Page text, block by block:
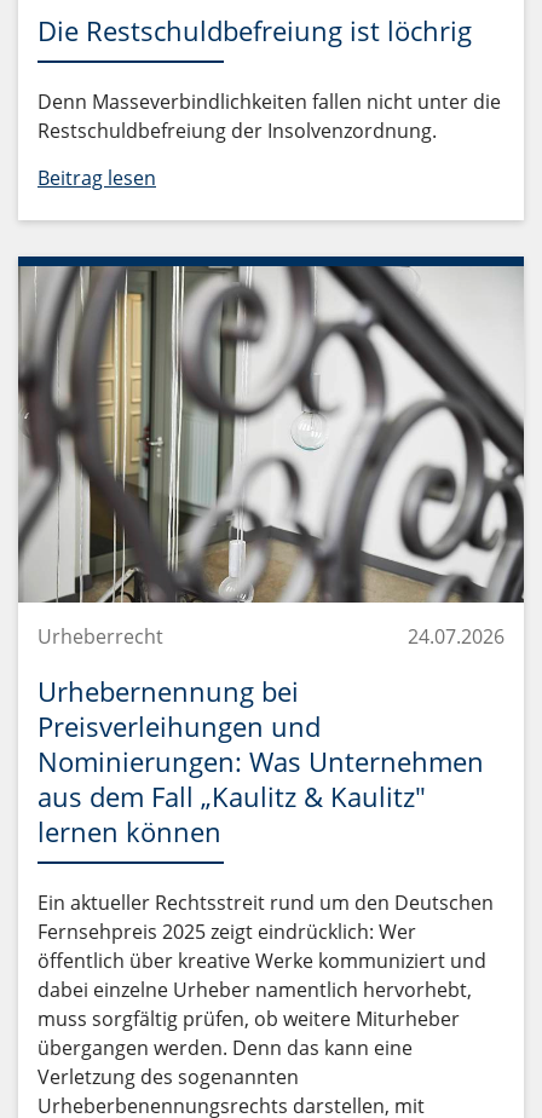
Die Restschuldbefreiung ist löchrig
Denn Masseverbindlichkeiten fallen nicht unter die
Restschuldbefreiung der Insolvenzordnung.
Beitrag lesen
Urheberrecht 24.07.2026
Urhebernennung bei
Preisverleihungen und
Nominierungen: Was Unternehmen
aus dem Fall „Kaulitz & Kaulitz"
lernen können
Ein aktueller Rechtsstreit rund um den Deutschen
Fernsehpreis 2025 zeigt eindrücklich: Wer
öffentlich über kreative Werke kommuniziert und
dabei einzelne Urheber namentlich hervorhebt,
muss sorgfältig prüfen, ob weitere Miturheber
übergangen werden. Denn das kann eine
Verletzung des sogenannten
Urheberbenennungsrechts darstellen, mit